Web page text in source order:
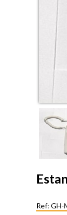
Ref: GH-